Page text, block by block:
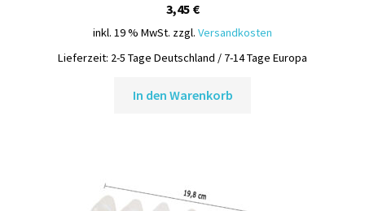
Zahlungsbedingungen
3,45 €
inkl. 19 % MwSt. zzgl. Versandkosten
Lieferzeit: 2-5 Tage Deutschland / 7-14 Tage Europa
In den Warenkorb